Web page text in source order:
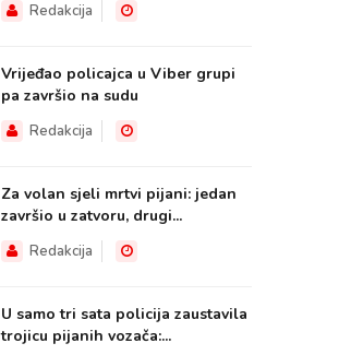
Redakcija
Vrijeđao policajca u Viber grupi
pa završio na sudu
Redakcija
Za volan sjeli mrtvi pijani: jedan
završio u zatvoru, drugi...
Redakcija
U samo tri sata policija zaustavila
trojicu pijanih vozača:...